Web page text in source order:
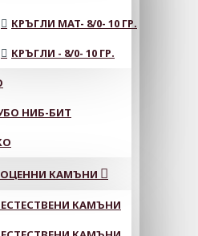
КРЪГЛИ MAT- 8/0- 10 ГР.
КРЪГЛИ - 8/0- 10 ГР.
НИБ-БИТ
КАМЪНИ
ЕСТЕСТВЕНИ КАМЪНИ